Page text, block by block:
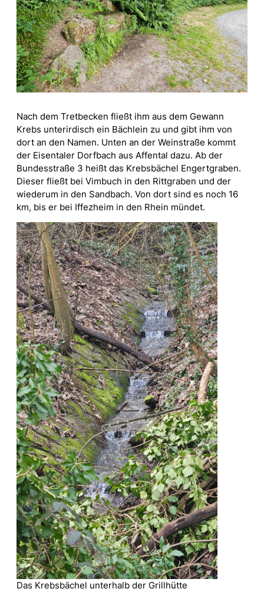
Nach dem Tretbecken fließt ihm aus dem Gewann
Krebs unterirdisch ein Bächlein zu und gibt ihm von
dort an den Namen. Unten an der Weinstraße kommt
der Eisentaler Dorfbach aus Affental dazu. Ab der
Bundesstraße 3 heißt das Krebsbächel Engertgraben.
Dieser fließt bei Vimbuch in den Rittgraben und der
wiederum in den Sandbach. Von dort sind es noch 16
km, bis er bei Iffezheim in den Rhein mündet.
Das Krebsbächel unterhalb der Grillhütte